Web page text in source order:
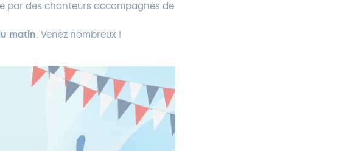
par des chanteurs accompagnés de
matin. Venez nombreux !